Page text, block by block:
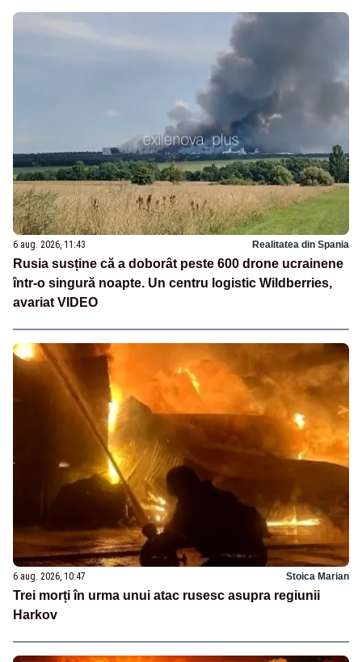
6 aug. 2026, 11:43 Realitatea din Spania
Rusia susține că a doborât peste 600 drone ucrainene
într-o singură noapte. Un centru logistic Wildberries,
avariat VIDEO
6 aug. 2026, 10:47 Stoica Marian
Trei morți în urma unui atac rusesc asupra regiunii
Harkov